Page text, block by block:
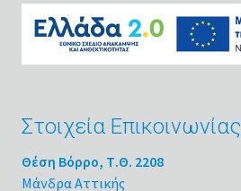
Στοιχεία Επικοινωνίας
Θέση Βόρρο, Τ.Θ. 2208
Μάνδρα Αττικής